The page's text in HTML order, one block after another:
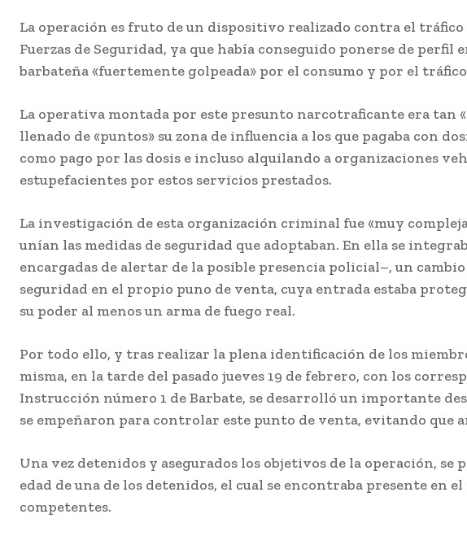
La operación es fruto de un dispositivo realizado contra el
Fuerzas de Seguridad, ya que había conseguido ponerse de
barbateña «fuertemente golpeada» por el consumo y por el
La operativa montada por este presunto narcotraficante era tan
llenado de «puntos» su zona de influencia a los que pagaba con
como pago por las dosis e incluso alquilando a organizaciones
estupefacientes por estos servicios prestados.
La investigación de esta organización criminal fue «muy
unían las medidas de seguridad que adoptaban. En ella se
encargadas de alertar de la posible presencia policial–, un
seguridad en el propio puno de venta, cuya entrada estaba
su poder al menos un arma de fuego real.
Por todo ello, y tras realizar la plena identificación de los
misma, en la tarde del pasado jueves 19 de febrero, con los
Instrucción número 1 de Barbate, se desarrolló un importante
se empeñaron para controlar este punto de venta, evitando que
Una vez detenidos y asegurados los objetivos de la operación,
edad de una de los detenidos, el cual se encontraba presente en
competentes.